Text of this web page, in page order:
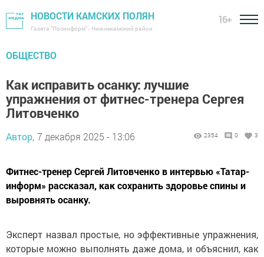
НОВОСТИ КАМСКИХ ПОЛЯН
Газета "Посинформ" - Нижнекамский район
16+
ОБЩЕСТВО
Как исправить осанку: лучшие
упражнения от фитнес-тренера Сергея
Литовченко
Автор, 7 декабря 2025 - 13:06 2354 0 3
Фитнес-тренер Сергей Литовченко в интервью «Татар-
информ» рассказал, как сохранить здоровье спины и
выровнять осанку.
Эксперт назвал простые, но эффективные упражнения,
которые можно выполнять даже дома, и объяснил, как